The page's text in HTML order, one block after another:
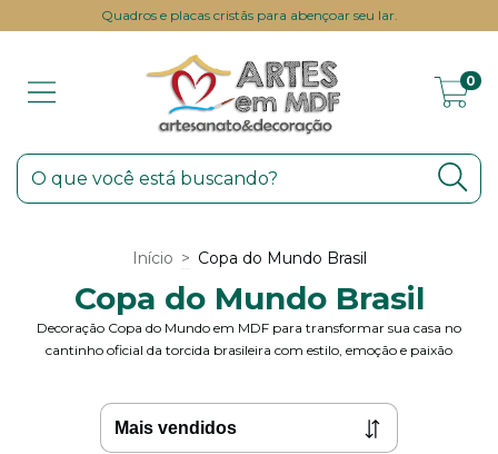
Quadros e placas cristãs para abençoar seu lar.
0
Início > Copa do Mundo Brasil
Copa do Mundo Brasil
Decoração Copa do Mundo em MDF para transformar sua casa no
cantinho oficial da torcida brasileira com estilo, emoção e paixão